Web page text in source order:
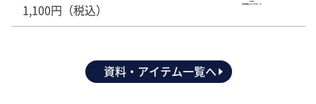
1,100円（税込）
資料・アイテム一覧へ